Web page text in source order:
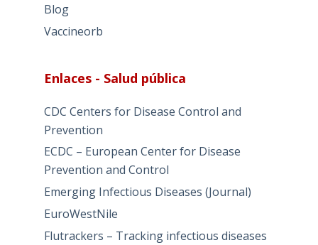
Blog
Vaccineorb
Enlaces - Salud pública
CDC Centers for Disease Control and
Prevention
ECDC – European Center for Disease
Prevention and Control
Emerging Infectious Diseases (Journal)
EuroWestNile
Flutrackers – Tracking infectious diseases